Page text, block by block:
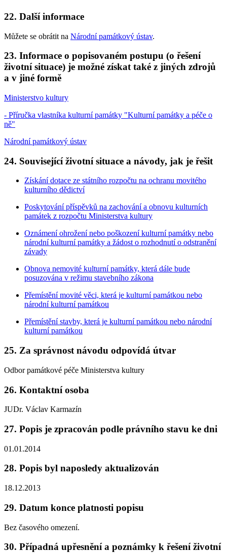
22. Další informace
Můžete se obrátit na Národní památkový ústav.
23. Informace o popisovaném postupu (o řešení
životní situace) je možné získat také z jiných zdrojů
a v jiné formě
Ministerstvo kultury
- Příručka vlastníka kulturní památky "Kulturní památky a péče o
ně"
Národní památkový ústav
24. Související životní situace a návody, jak je řešit
Získání dotace ze státního rozpočtu na ochranu movitého
kulturního dědictví
Poskytování příspěvků na zachování a obnovu kulturních
památek z rozpočtu Ministerstva kultury
Oznámení ohrožení nebo poškození kulturní památky nebo
národní kulturní památky a žádost o rozhodnutí o odstranění
závady
Obnova nemovité kulturní památky, která dále bude
posuzována v režimu stavebního zákona
Přemístění movité věci, která je kulturní památkou nebo
národní kulturní památkou
Přemístění stavby, která je kulturní památkou nebo národní
kulturní památkou
25. Za správnost návodu odpovídá útvar
Odbor památkové péče Ministerstva kultury
26. Kontaktní osoba
JUDr. Václav Karmazín
27. Popis je zpracován podle právního stavu ke dni
01.01.2014
28. Popis byl naposledy aktualizován
18.12.2013
29. Datum konce platnosti popisu
Bez časového omezení.
30. Případná upřesnění a poznámky k řešení životní